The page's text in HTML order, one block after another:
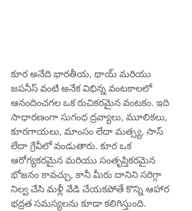
కూర అనేది భారతీయ, థాయ్ మరియు
జపనీస్ వంటి అనేక విభిన్న వంటకాలలో
ఆనందించగల ఒక రుచికరమైన వంటకం. ఇది
సాధారణంగా సుగంధ ద్రవ్యాలు, మూలికలు,
కూరగాయలు, మాంసం లేదా మత్స్య, సాస్
లేదా గ్రేవీలో వండుతారు. కూర ఒక
ఆరోగ్యకరమైన మరియు సంతృప్తికరమైన
భోజనం కావచ్చు, కానీ మీరు దానిని సరిగ్గా
నిల్వ చేసి మళ్లీ వేడి చేయకపోతే కొన్ని ఆహార
భద్రత సమస్యలను కూడా కలిగిస్తుంది.